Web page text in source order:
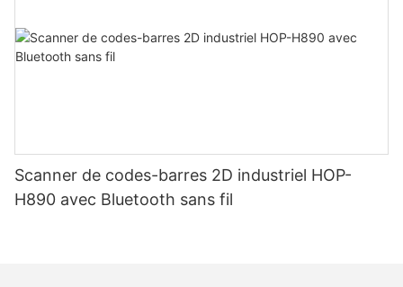
Scanner de codes-barres 2D industriel HOP-
H890 avec Bluetooth sans fil